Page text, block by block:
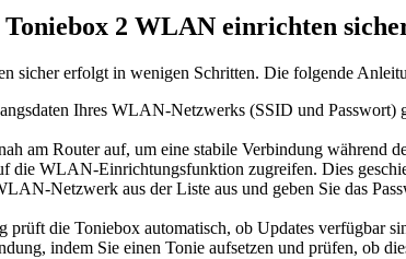
2 WLAN einrichten
erfolgt in wenigen Schritten. Die folgende
Ihres WLAN-Netzwerks (SSID und
am Router auf, um eine stabile Verbindung während
die WLAN-Einrichtungsfunktion zugreifen. Dies
Netzwerk aus der Liste aus und geben Sie das
prüft die Toniebox automatisch, ob Updates verfügbar
indem Sie einen Tonie aufsetzen und prüfen, ob